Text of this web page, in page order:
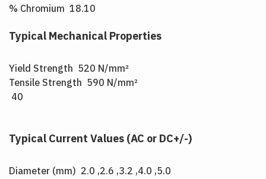
% Chromium 18.10
Typical Mechanical Properties
Yield Strength 520 N/mm²
Tensile Strength 590 N/mm²
40
Typical Current Values (AC or DC+/-)
Diameter (mm) 2.0 ,2.6 ,3.2 ,4.0 ,5.0